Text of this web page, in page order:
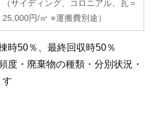
（サイディング、コロニアル、瓦＝
25,000円/㎥ ※運搬費別途）
時50％、最終回収時50％
度・廃棄物の種類・分別状況・
す